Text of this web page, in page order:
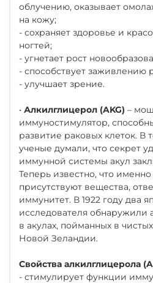
облучению, оказывает
на кожу;
- сохраняет здоровье и
ногтей;
- угнетает рост
- способствует заживлению
- улучшает зрение.
• Алкилглицерол (AKG) –
иммуностимулятор,
развитие раковых клеток. В
ученые думали, что секрет
иммунной системы акул
Теперь известно, что
присутствуют вещества,
иммунитет. В 1922 году два
исследователя обнаружили
в акулах, пойманных в
Новой Зеландии.
Свойства алкилглицерола
- стимулирует функции